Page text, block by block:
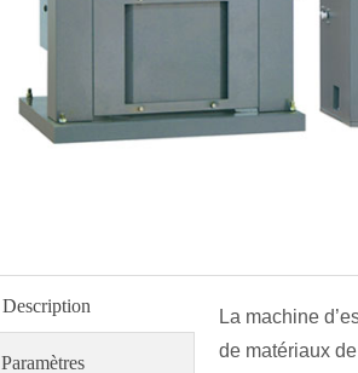
Description
Paramètres
La machine
de matériaux